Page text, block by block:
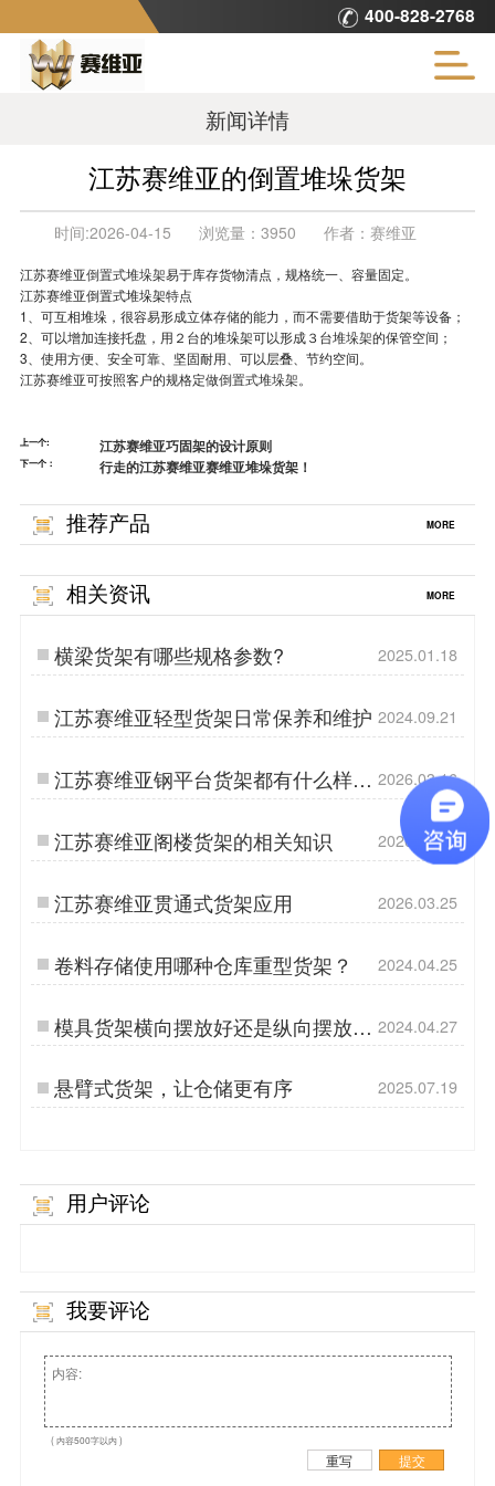
400-828-2768
新闻详情
江苏赛维亚的倒置堆垛货架
时间:2026-04-15 浏览量： 3950 作者： 赛维亚
江苏赛维亚倒置式堆垛架易于库存货物清点，规格统一、容量固定。
江苏赛维亚倒置式堆垛架特点
1、可互相堆垛，很容易形成立体存储的能力，而不需要借助于货架等设备；
2、可以增加连接托盘，用２台的堆垛架可以形成３台堆垛架的保管空间；
3、使用方便、安全可靠、坚固耐用、可以层叠、节约空间。
江苏赛维亚可按照客户的规格定做倒置式堆垛架。
上一个: 江苏赛维亚巧固架的设计原则
下一个： 行走的江苏赛维亚赛维亚堆垛货架！
推荐产品 MORE
相关资讯 MORE
横梁货架有哪些规格参数? 2025.01.18
江苏赛维亚轻型货架日常保养和维护 2024.09.21
江苏赛维亚钢平台货架都有什么样的
特点？
2026.03.16
江苏赛维亚阁楼货架的相关知识 2026.03.14
江苏赛维亚贯通式货架应用 2026.03.25
卷料存储使用哪种仓库重型货架？ 2024.04.25
模具货架横向摆放好还是纵向摆放
好？
2024.04.27
悬臂式货架，让仓储更有序 2025.07.19
用户评论
我要评论
( 内容500字以内 )
重写 提交